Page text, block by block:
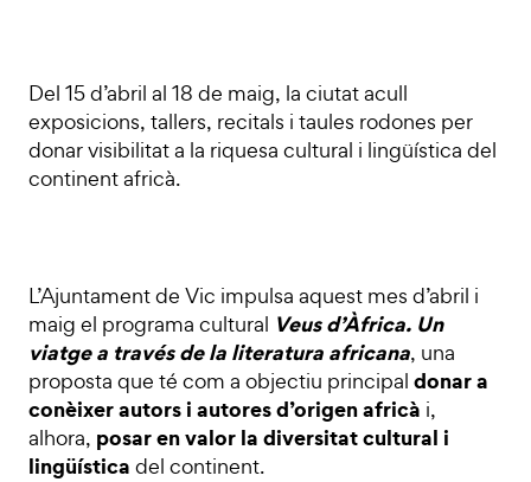
Del 15 d’abril al 18 de maig, la ciutat acull
exposicions, tallers, recitals i taules rodones per
donar visibilitat a la riquesa cultural i lingüística del
continent africà.
L’Ajuntament de Vic impulsa aquest mes d’abril i
maig el programa cultural Veus d’Àfrica. Un
viatge a través de la literatura africana, una
proposta que té com a objectiu principal donar a
conèixer autors i autores d’origen africà i,
alhora, posar en valor la diversitat cultural i
lingüística del continent.